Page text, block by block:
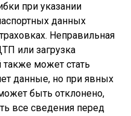
при указании
данных
Неправильная
или загрузка
может стать
данные, но при явных
быть отклонено,
все сведения перед